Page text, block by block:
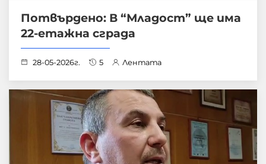
Потвърдено: В “Младост” ще има
22-етажна сграда
28-05-2026г. 5 Лентата